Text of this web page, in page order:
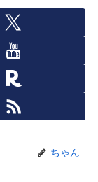
ちゃん